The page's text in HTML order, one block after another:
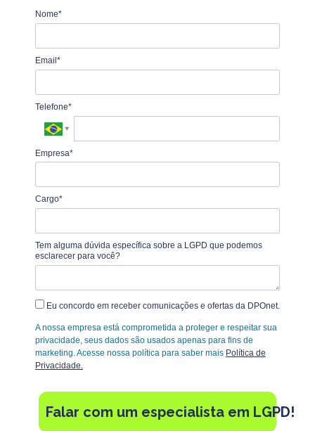
Nome*
Email*
Telefone*
Empresa*
Cargo*
Tem alguma dúvida específica sobre a LGPD que podemos
esclarecer para você?
Eu concordo em receber comunicações e ofertas da DPOnet.
A nossa empresa está comprometida a proteger e respeitar sua
privacidade, seus dados são usados apenas para fins de
marketing. Acesse nossa política para saber mais Política de
Privacidade.
Falar com um especialista em LGPD!